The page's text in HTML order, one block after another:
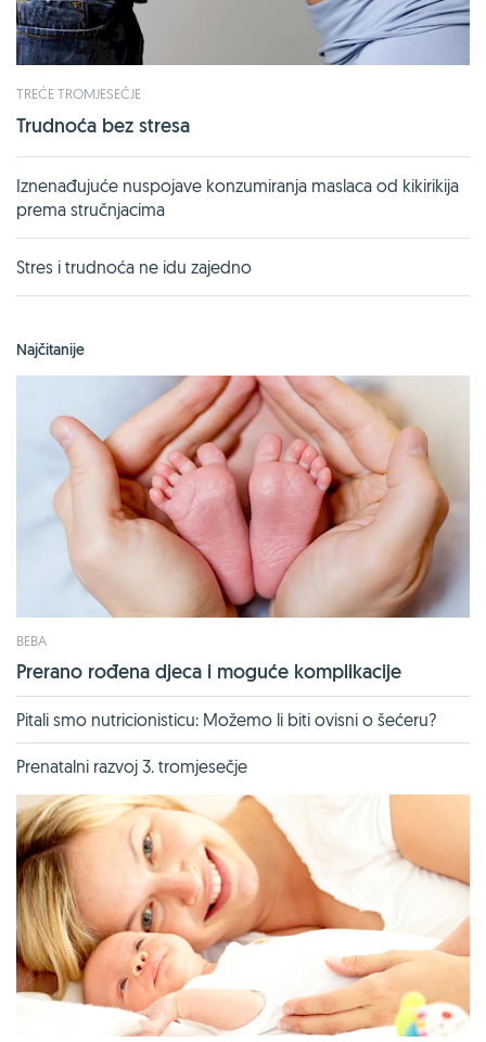
TREĆE TROMJESEČJE
Trudnoća bez stresa
Iznenađujuće nuspojave konzumiranja maslaca od kikirikija
prema stručnjacima
Stres i trudnoća ne idu zajedno
Najčitanije
BEBA
Prerano rođena djeca i moguće komplikacije
Pitali smo nutricionisticu: Možemo li biti ovisni o šećeru?
Prenatalni razvoj 3. tromjesečje